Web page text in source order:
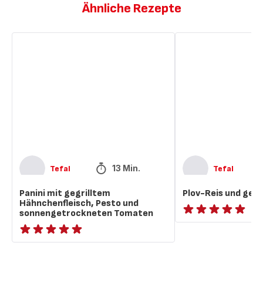
Ähnliche Rezepte
Tefal 13 Min.
Panini mit gegrilltem
Hähnchenfleisch, Pesto und
sonnengetrockneten Tomaten
ratings.NaN
Tefal
Plov-Reis und
ratings.NaN